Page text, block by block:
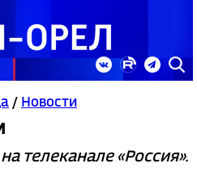
/ Новости
телеканале «Россия».